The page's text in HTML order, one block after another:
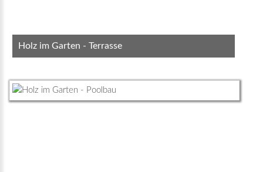
Holz im Garten - Terrasse